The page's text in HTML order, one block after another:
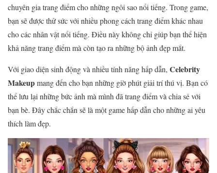
chuyên gia trang điểm cho những ngôi sao nổi tiếng. Trong game,
bạn sẽ được thử sức với nhiều phong cách trang điểm khác nhau
cho các nhân vật nổi tiếng. Điều này không chỉ giúp bạn thể hiện
khả năng trang điểm mà còn tạo ra những bộ ảnh đẹp mắt.
Với giao diện sinh động và nhiều tính năng hấp dẫn, Celebrity
Makeupmang đến cho bạn những giờ phút giải trí thú vị. Bạn có
thể lưu lại những bức ảnh mà mình đã trang điểm và chia sẻ với
bạn bè. Đây chắc chắn sẽ là một game hấp dẫn cho những ai yêu
thích làm đẹp.